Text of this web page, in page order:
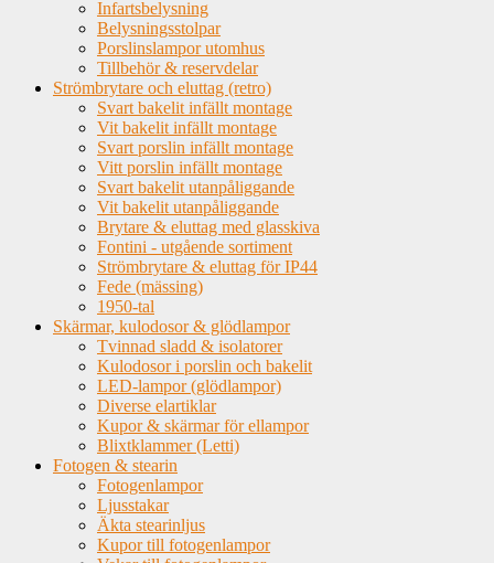
Infartsbelysning
Belysningsstolpar
Porslinslampor utomhus
Tillbehör & reservdelar
Strömbrytare och eluttag (retro)
Svart bakelit infällt montage
Vit bakelit infällt montage
Svart porslin infällt montage
Vitt porslin infällt montage
Svart bakelit utanpåliggande
Vit bakelit utanpåliggande
Brytare & eluttag med glasskiva
Fontini - utgående sortiment
Strömbrytare & eluttag för IP44
Fede (mässing)
1950-tal
Skärmar, kulodosor & glödlampor
Tvinnad sladd & isolatorer
Kulodosor i porslin och bakelit
LED-lampor (glödlampor)
Diverse elartiklar
Kupor & skärmar för ellampor
Blixtklammer (Letti)
Fotogen & stearin
Fotogenlampor
Ljusstakar
Äkta stearinljus
Kupor till fotogenlampor